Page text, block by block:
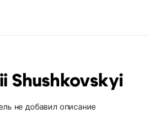
Shushkovskyi
не добавил описание